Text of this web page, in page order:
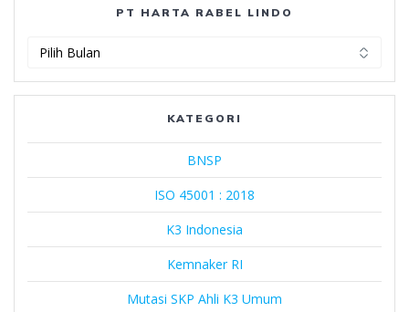
PT HARTA RABEL LINDO
Rabel
KATEGORI
BNSP
ISO 45001 : 2018
K3 Indonesia
Kemnaker RI
Mutasi SKP Ahli K3 Umum